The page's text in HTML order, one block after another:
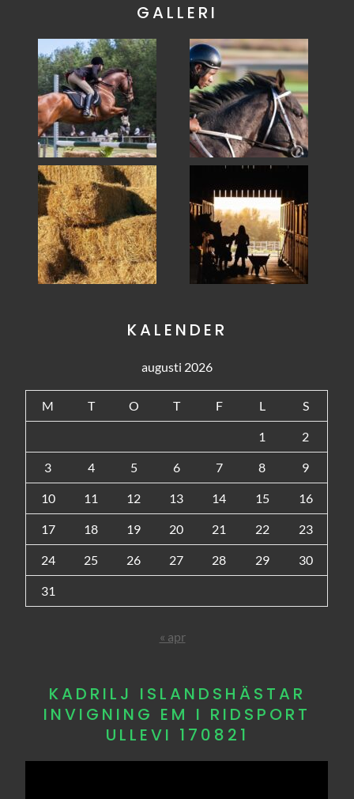
GALLERI
KALENDER
augusti 2026
M T O T F L S
1 2
3 4 5 6 7 8 9
10 11 12 13 14 15 16
17 18 19 20 21 22 23
24 25 26 27 28 29 30
31
« apr
KADRILJ ISLANDSHÄSTAR
INVIGNING EM I RIDSPORT
ULLEVI 170821